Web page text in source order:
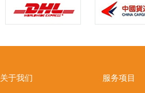
关于我们 服务项目